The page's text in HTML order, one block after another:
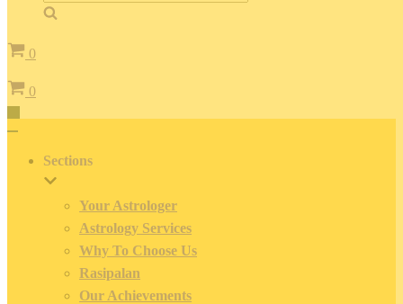
for:
Cart
0
Cart
0
Toggle
Navigation
Sections
Your Astrologer
Astrology Services
Why To Choose Us
Rasipalan
Our Achievements